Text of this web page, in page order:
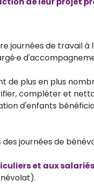
journées de travail
de plus en plus
compléter et
d'enfants
des journées de
et aux